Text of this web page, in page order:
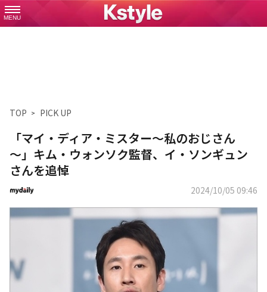
MENU
TOP PICK UP
「マイ・ディア・ミスター～私のおじさん
～」キム・ウォンソク監督、イ・ソンギュン
さんを追悼
2024/10/05 09:46